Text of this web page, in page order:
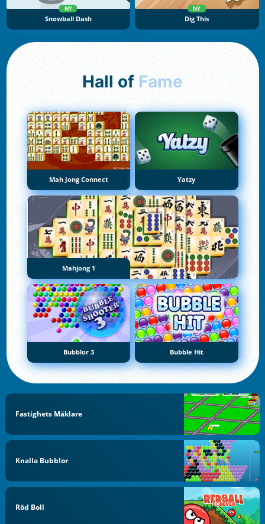
NY
Snowball Dash
NY
Dig This
Hall of Fame
Mah Jong Connect Yatzy
Mahjong 1
Bubblor 3 Bubble Hit
Fastighets Mäklare
Knalla Bubblor
Röd Boll